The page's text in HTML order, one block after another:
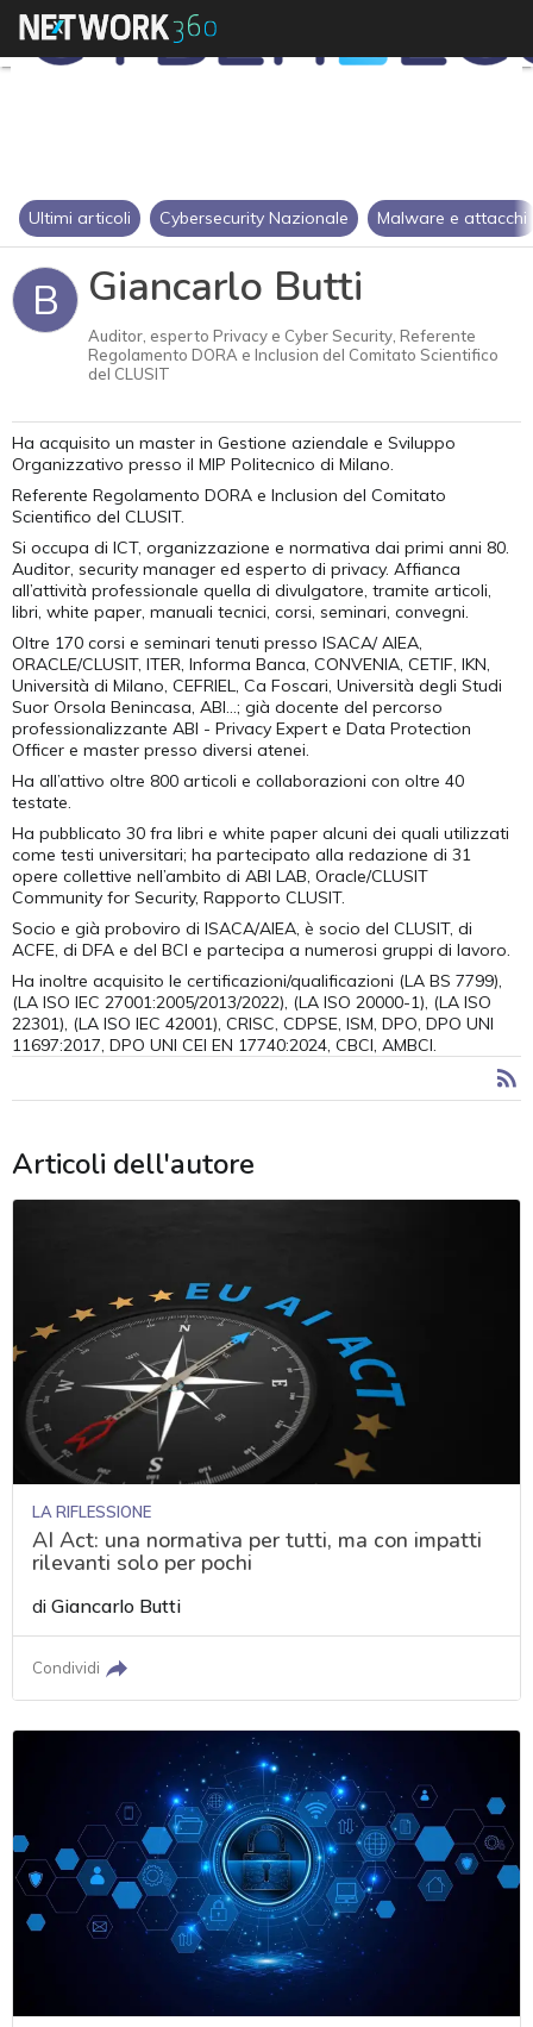
Ultimi articoli Cybersecurity Nazionale Malware e attacchi
B Giancarlo Butti
Auditor, esperto Privacy e Cyber Security, Referente
Regolamento DORA e Inclusion del Comitato Scientifico
del CLUSIT
Ha acquisito un master in Gestione aziendale e Sviluppo
Organizzativo presso il MIP Politecnico di Milano.
Referente Regolamento DORA e Inclusion del Comitato
Scientifico del CLUSIT.
Si occupa di ICT, organizzazione e normativa dai primi anni 80.
Auditor, security manager ed esperto di privacy. Affianca
all’attività professionale quella di divulgatore, tramite articoli,
libri, white paper, manuali tecnici, corsi, seminari, convegni.
Oltre 170 corsi e seminari tenuti presso ISACA/ AIEA,
ORACLE/CLUSIT, ITER, Informa Banca, CONVENIA, CETIF, IKN,
Università di Milano, CEFRIEL, Ca Foscari, Università degli Studi
Suor Orsola Benincasa, ABI…; già docente del percorso
professionalizzante ABI - Privacy Expert e Data Protection
Officer e master presso diversi atenei.
Ha all’attivo oltre 800 articoli e collaborazioni con oltre 40
testate.
Ha pubblicato 30 fra libri e white paper alcuni dei quali utilizzati
come testi universitari; ha partecipato alla redazione di 31
opere collettive nell’ambito di ABI LAB, Oracle/CLUSIT
Community for Security, Rapporto CLUSIT.
Socio e già proboviro di ISACA/AIEA, è socio del CLUSIT, di
ACFE, di DFA e del BCI e partecipa a numerosi gruppi di lavoro.
Ha inoltre acquisito le certificazioni/qualificazioni (LA BS 7799),
(LA ISO IEC 27001:2005/2013/2022), (LA ISO 20000-1), (LA ISO
22301), (LA ISO IEC 42001), CRISC, CDPSE, ISM, DPO, DPO UNI
11697:2017, DPO UNI CEI EN 17740:2024, CBCI, AMBCI.
Articoli dell'autore
LA RIFLESSIONE
AI Act: una normativa per tutti, ma con impatti
rilevanti solo per pochi
diGiancarlo Butti
Condividi